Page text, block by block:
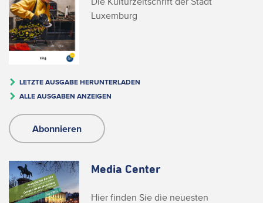
Luxemburg
LETZTE AUSGABE HERUNTERLADEN
ALLE AUSGABEN ANZEIGEN
Abonnieren
Media Center
Hier finden Sie die neuesten